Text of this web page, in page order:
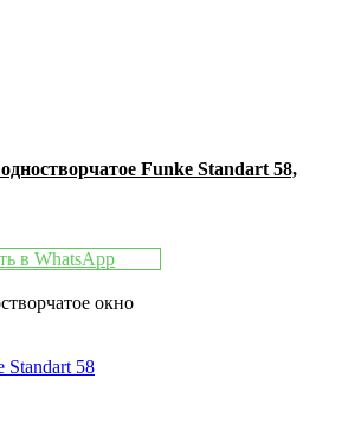
Funke Standart 58,
в WhatsApp
окно
Standart 58